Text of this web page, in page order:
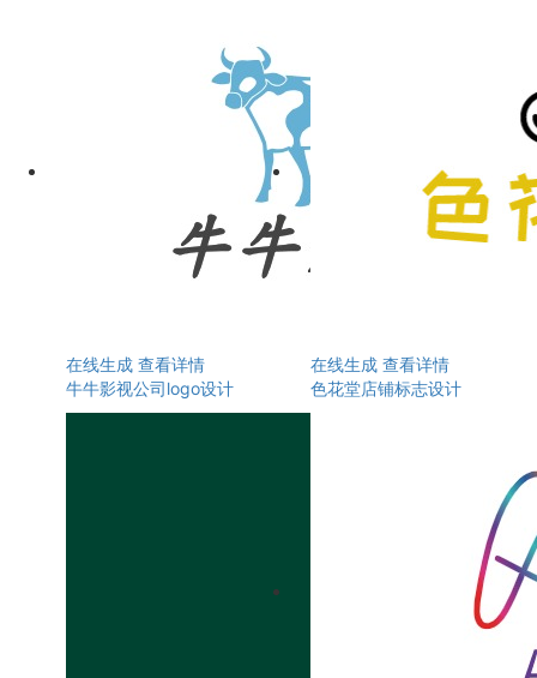
在线生成 查看详情
牛牛影视公司logo设计
在线生成 查看详情
色花堂店铺标志设计